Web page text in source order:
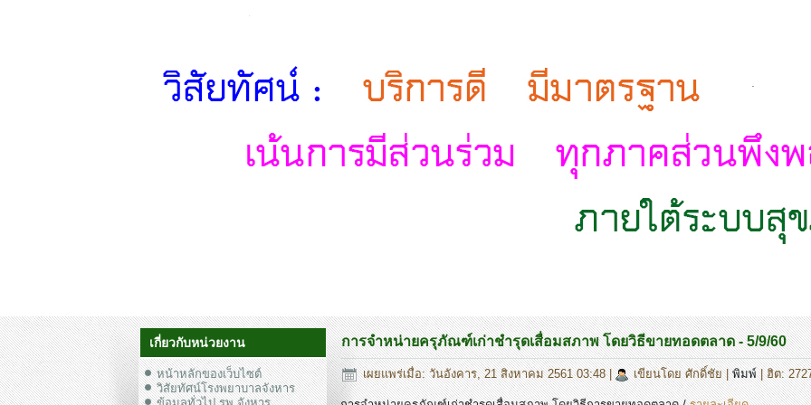
.
เกี่ยวกับหน่วยงาน
หน้าหลักของเว็บไซต์
วิสัยทัศน์โรงพยาบาลจังหาร
การจำหน่ายครุภัณฑ์เก่าชำรุดเสื่อมสภาพ โดยวิธีขายทอดตลาด - 5/9/60
เผยแพร่เมื่อ: วันอังคาร, 21 สิงหาคม 2561 03:48| เขียนโดย ศักดิ์ชัย|พิมพ์| ฮิต: